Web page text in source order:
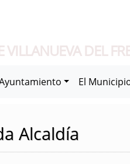
DEL
El
Alcaldía